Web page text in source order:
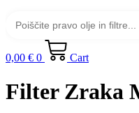
0,00 € 0 Cart
Filter Zraka